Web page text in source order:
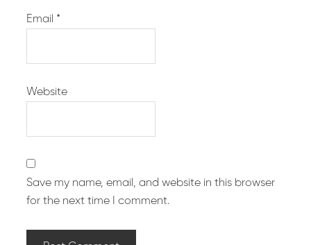
Email *
Website
Save my name, email, and website in this browser
for the next time I comment.